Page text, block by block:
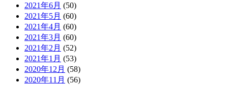
2021年6月 (50)
2021年5月 (60)
2021年4月 (60)
2021年3月 (60)
2021年2月 (52)
2021年1月 (53)
2020年12月 (58)
2020年11月 (56)